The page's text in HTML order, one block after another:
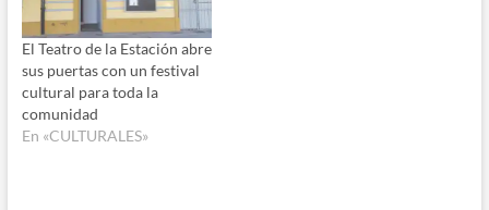
El Teatro de la Estación abre
sus puertas con un festival
cultural para toda la
comunidad
En «CULTURALES»